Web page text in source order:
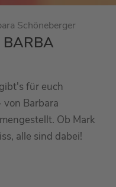
Schöneberger
BARBA
für euch
Barbara
Ob Mark
alle sind dabei!